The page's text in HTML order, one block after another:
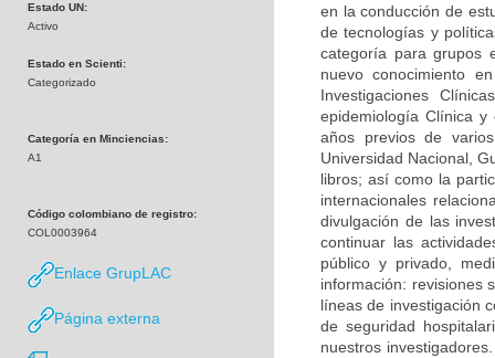
Estado UN:
Activo
Estado en Scienti:
Categorizado
Categoría en Minciencias:
A1
Código colombiano de registro:
COL0003964
Enlace GrupLAC
Página externa
en la conducción de
de tecnologías y
categoría para grupos
nuevo conocimiento
Investigaciones
epidemiología Clínica y
años previos de
Universidad Nacional,
libros; así como la
internacionales
divulgación de las
continuar las
público y privado,
información: revisiones
líneas de investigación
de seguridad
nuestros